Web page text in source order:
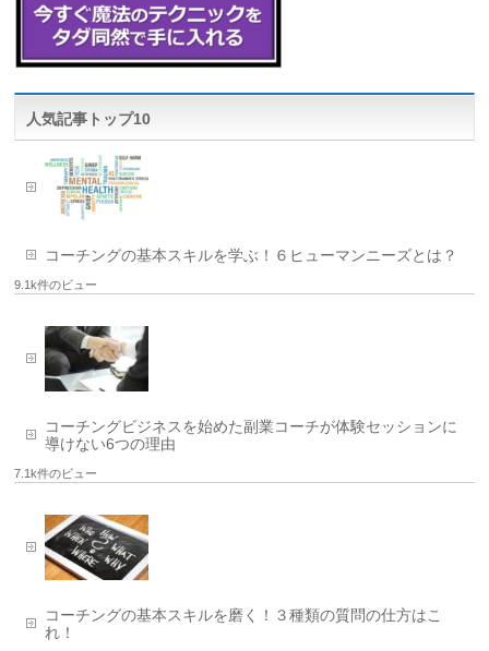
人気記事トップ10
コーチングの基本スキルを学ぶ！６ヒューマンニーズとは？
9.1k件のビュー
コーチングビジネスを始めた副業コーチが体験セッションに
導けない6つの理由
7.1k件のビュー
コーチングの基本スキルを磨く！３種類の質問の仕方はこ
れ！